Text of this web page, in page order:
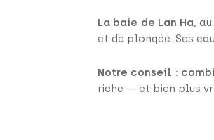
La baie de Lan Ha,
et de plongée. Ses
Notre conseil :
riche — et bien plus